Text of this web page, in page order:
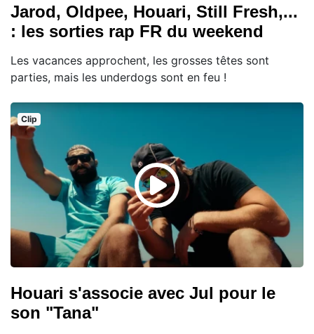
Jarod, Oldpee, Houari, Still Fresh,...
: les sorties rap FR du weekend
Les vacances approchent, les grosses têtes sont
parties, mais les underdogs sont en feu !
Clip
Houari s'associe avec Jul pour le
son "Tana"